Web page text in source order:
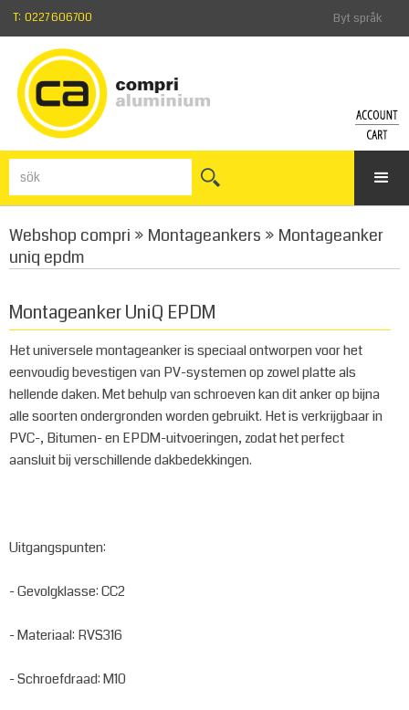
Byt språk
T: 0227 606700
Logga
du
Visa
Webshop compri » Montageankers » Montageanker
uniq epdm
Montageanker UniQ EPDM
Het universele montageanker is speciaal ontworpen voor het
eenvoudig bevestigen van PV-systemen op zowel platte als
hellende daken. Met behulp van schroeven kan dit anker op bijna
alle soorten ondergronden worden gebruikt. Het is verkrijgbaar in
PVC-, Bitumen- en EPDM-uitvoeringen, zodat het perfect
aansluit bij verschillende dakbedekkingen.
Uitgangspunten:
- Gevolgklasse: CC2
- Materiaal: RVS316
- Schroefdraad: M10